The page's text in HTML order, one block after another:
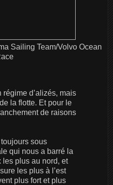
Sailing Team/Volvo Ocean
d’alizés, mais
la flotte. Et pour le
de raisons
sous
qui nous a barré la
les plus au nord, et
les plus à l’est
plus fort et plus